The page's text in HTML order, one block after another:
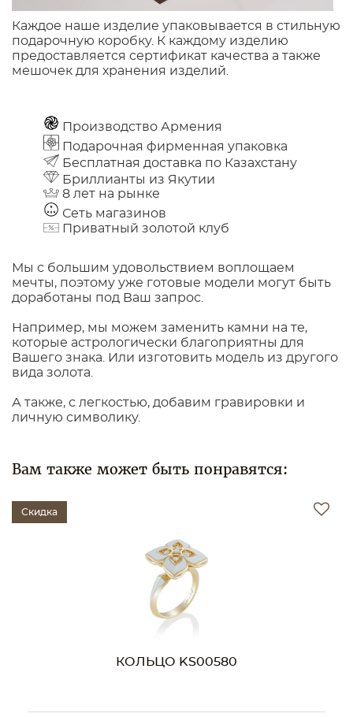
Каждое наше изделие упаковывается в стильную
подарочную коробку. К каждому изделию
предоставляется сертификат качества а также
мешочек для хранения изделий.
Производство Армения
Подарочная фирменная упаковка
Бесплатная доставка по Казахстану
Бриллианты из Якутии
8 лет на рынке
Сеть магазинов
Приватный золотой клуб
Мы с большим удовольствием воплощаем
мечты, поэтому уже готовые модели могут быть
доработаны под Ваш запрос.
Например, мы можем заменить камни на те,
которые астрологически благоприятны для
Вашего знака. Или изготовить модель из другого
вида золота.
А также, с легкостью, добавим гравировки и
личную символику.
Вам также может быть понравятся:
Скидка
КОЛЬЦО KS00580